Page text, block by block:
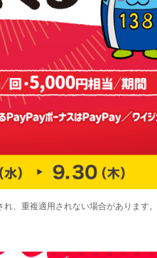
、重複適用されない場合があります。